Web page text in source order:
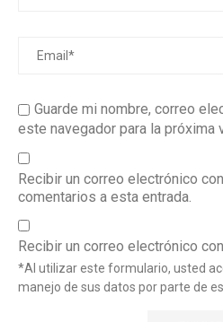
Guarde mi nombre, correo
este navegador para la próxima
Recibir un correo electrónico
comentarios a esta entrada.
Recibir un correo electrónico
*Al utilizar este formulario, usted
manejo de sus datos por parte de